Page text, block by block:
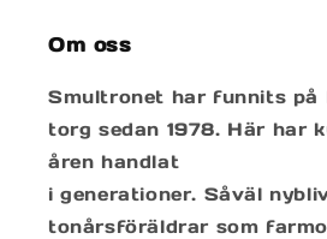
Om oss
Smultronet har funnits på
torg sedan 1978. Här har
åren handlat
i generationer. Såväl
tonårsföräldrar som